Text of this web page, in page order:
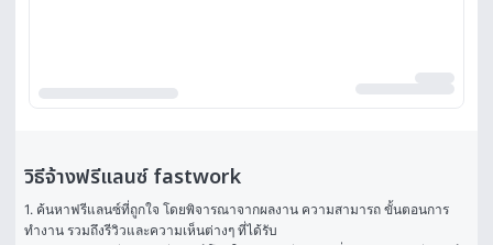
วิธีจ้างฟรีแลนซ์ fastwork
1. ค้นหาฟรีแลนซ์ที่ถูกใจ โดยพิจารณาจากผลงาน ความสามารถ ขั้นตอนการ
ทำงาน รวมถึงรีวิวและความเห็นต่างๆ ที่ได้รับ